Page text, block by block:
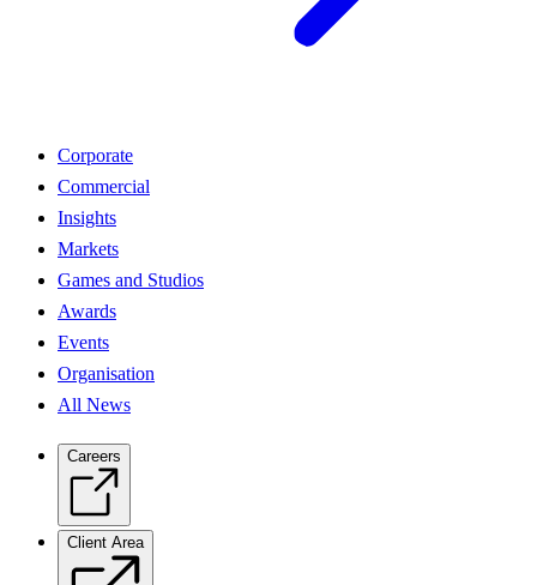
Corporate
Commercial
Insights
Markets
Games and Studios
Awards
Events
Organisation
All News
Careers
Client Area